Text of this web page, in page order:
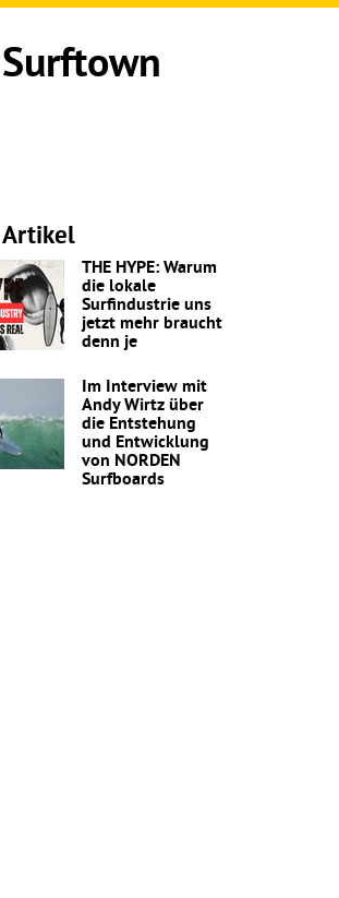
THE HYPE: Warum
die lokale
Surfindustrie uns
jetzt mehr braucht
denn je
Im Interview mit
Andy Wirtz über
die Entstehung
und Entwicklung
von NORDEN
Surfboards